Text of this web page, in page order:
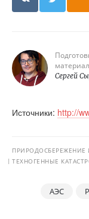
Сергей
Источники: http://
ТЕХНОГЕННЫЕ
АЭС